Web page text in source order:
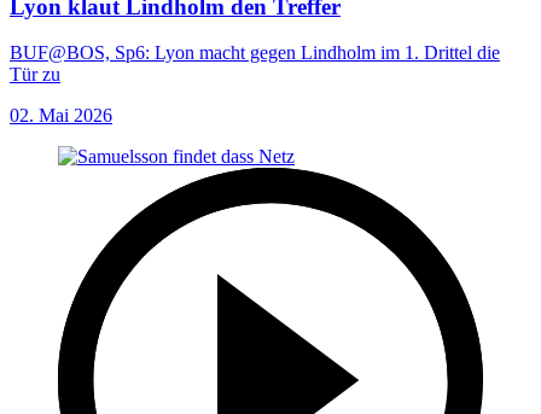
Lyon klaut Lindholm den Treffer
BUF@BOS, Sp6: Lyon macht gegen Lindholm im 1. Drittel die
Tür zu
02. Mai 2026